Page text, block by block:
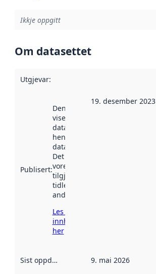
Ikkje oppgitt
Om datasettet
Utgjevar:
Publisert:
Denne datoen
viser når
datasettet vart
henta inn av
data.norge.no.
Det kan ha
vore
tilgjengeleg
tidlegare
andre stader.
Les meir om
innhenting
her
19. desember 2023
Sist oppdatert 9. mai 2026